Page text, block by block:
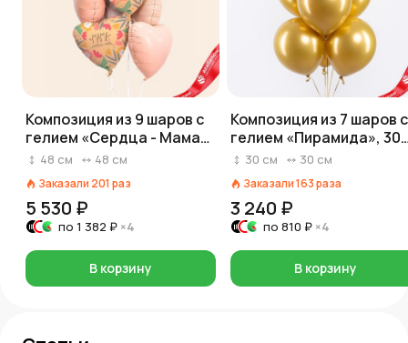
Композиция из 9 шаров с
гелием «Сердца - Мама
люблю тебя», розовый
48 см 48 см
Заказали 201 раз
5 530 ₽
по 1 382 ₽ ×4
В корзину
Композиция из 7 шаров с
гелием «Пирамида», 30
см, золотой
30 см 30 см
Заказали163раза
3 240 ₽
по 810 ₽ ×4
В корзину